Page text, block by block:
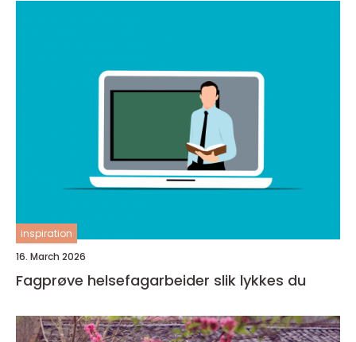
inspiration
16. March 2026
Fagprøve helsefagarbeider slik lykkes du